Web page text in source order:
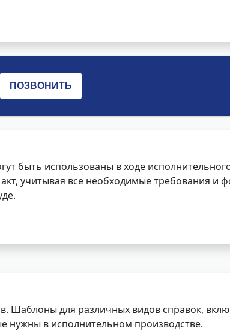
быть использованы в ходе
учитывая все необходимые требования и
Шаблоны для различных видов справок,
нужны в исполнительном производстве.